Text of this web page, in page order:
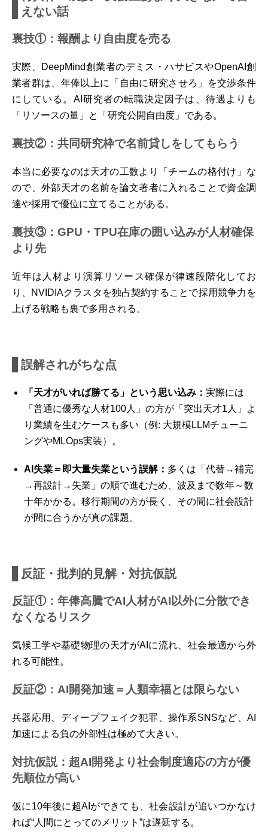
えない話
裏技①：報酬より自由度を売る
実際、DeepMind創業者のデミス・ハサビスやOpenAI創
業者群は、年俸以上に「自由に研究させろ」を交渉条件
にしている。AI研究者の転職決定因子は、待遇よりも
「リソースの量」と「研究公開自由度」である。
裏技②：共同研究枠で名前貸しをしてもらう
本当に必要なのは天才の工数より「チームの格付け」な
ので、外部天才の名前を論文著者に入れることで資金調
達や採用で優位に立てることがある。
裏技③：GPU・TPU在庫の囲い込みが人材確保
より先
近年は人材より演算リソース確保が律速段階化してお
り、NVIDIAクラスタを独占契約することで採用競争力を
上げる戦略も裏で多用される。
誤解されがちな点
「天才がいれば勝てる」という思い込み： 実際には
「普通に優秀な人材100人」の方が「突出天才1人」よ
り業績を生むケースも多い（例: 大規模LLMチューニ
ングやMLOps実装）。
AI失業＝即大量失業という誤解： 多くは「代替→補完
→再設計→失業」の順で進むため、波及まで数年～数
十年かかる。移行期間の方が長く、その間に社会設計
が間に合うかが真の課題。
反証・批判的見解・対抗仮説
反証①：年俸高騰でAI人材がAI以外に分散でき
なくなるリスク
気候工学や基礎物理の天才がAIに流れ、社会最適から外
れる可能性。
反証②：AI開発加速＝人類幸福とは限らない
兵器応用、ディープフェイク犯罪、操作系SNSなど、AI
加速による負の外部性は極めて大きい。
対抗仮説：超AI開発より社会制度適応の方が優
先順位が高い
仮に10年後に超AIができても、社会設計が追いつかなけ
れば“人間にとってのメリット”は遅延する。